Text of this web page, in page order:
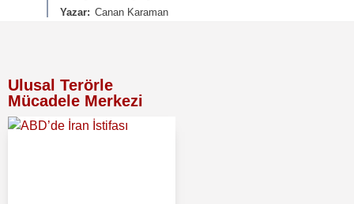
Yazar: Canan Karaman
Ulusal Terörle
Mücadele Merkezi